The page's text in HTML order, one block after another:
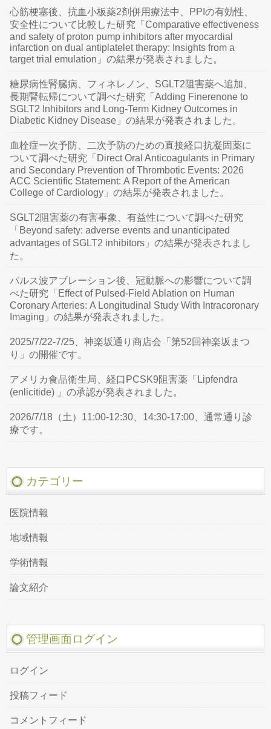
心筋梗塞後、抗血小板薬2剤併用療法中、PPIの有効性、
安全性について比較した研究「Comparative effectiveness
and safety of proton pump inhibitors after myocardial
infarction on dual antiplatelet therapy: Insights from a
target trial emulation」の結果が発表されました。
糖尿病性腎臓病、フィネレノン、SGLT2阻害薬へ追加、
長期腎転帰について調べた研究「Adding Finerenone to
SGLT2 Inhibitors and Long-Term Kidney Outcomes in
Diabetic Kidney Disease」の結果が発表されました。
血栓症一次予防、二次予防のための直接経口抗凝固薬に
ついて調べた研究「Direct Oral Anticoagulants in Primary
and Secondary Prevention of Thrombotic Events: 2026
ACC Scientific Statement: A Report of the American
College of Cardiology」の結果が発表されました。
SGLT2阻害薬の有害事象、有益性について調べた研究
「Beyond safety: adverse events and unanticipated
advantages of SGLT2 inhibitors」の結果が発表されまし
た。
パルス波アブレーション後、冠動脈への影響について調
べた研究「Effect of Pulsed-Field Ablation on Human
Coronary Arteries: A Longitudinal Study With Intracoronary
Imaging」の結果が発表されました。
2025/7/22-7/25、神楽坂通り商店会「第52回神楽坂まつ
り」の開催です。
アメリカ食品衛生局、経口PCSK9阻害薬「Lipfendra
(enlicitide) 」の承認が発表されました。
2026/7/18（土）11:00-12:30、14:30-17:00、通常通り診
療です。
カテゴリー
医院情報
地域情報
学術情報
論文紹介
管理画面ログイン
ログイン
投稿フィード
コメントフィード